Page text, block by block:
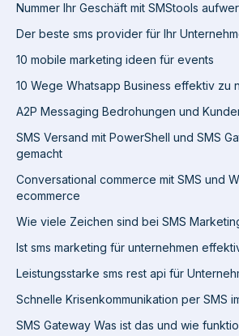
Nummer Ihr Geschäft mit SMStools
Der beste sms provider für Ihr
10 mobile marketing ideen für events
10 Wege Whatsapp Business effektiv zu
A2P Messaging Bedrohungen und
SMS Versand mit PowerShell und SMS
gemacht
Conversational commerce mit SMS und
ecommerce
Wie viele Zeichen sind bei SMS
Ist sms marketing für unternehmen
Leistungsstarke sms rest api für
Schnelle Krisenkommunikation per SMS
SMS Gateway Was ist das und wie